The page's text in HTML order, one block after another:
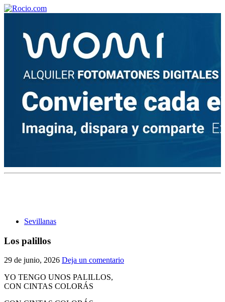
Sevillanas
Los palillos
29 de junio, 2026 Deja un comentario
YO TENGO UNOS PALILLOS,
CON CINTAS COLORÁS
¡Bienvenido! Soy el asistente virtual de rocio.com.
¿En qué puedo ayudarte?
¿Cuándo se construyó la primera ermita?
El traslado cada siete años
Rocío?
Quiero hacer el camino,¿que tengo que hacer?